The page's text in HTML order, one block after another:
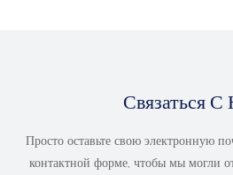
Связаться
Просто оставьте свою электронную
контактной форме, чтобы мы могли